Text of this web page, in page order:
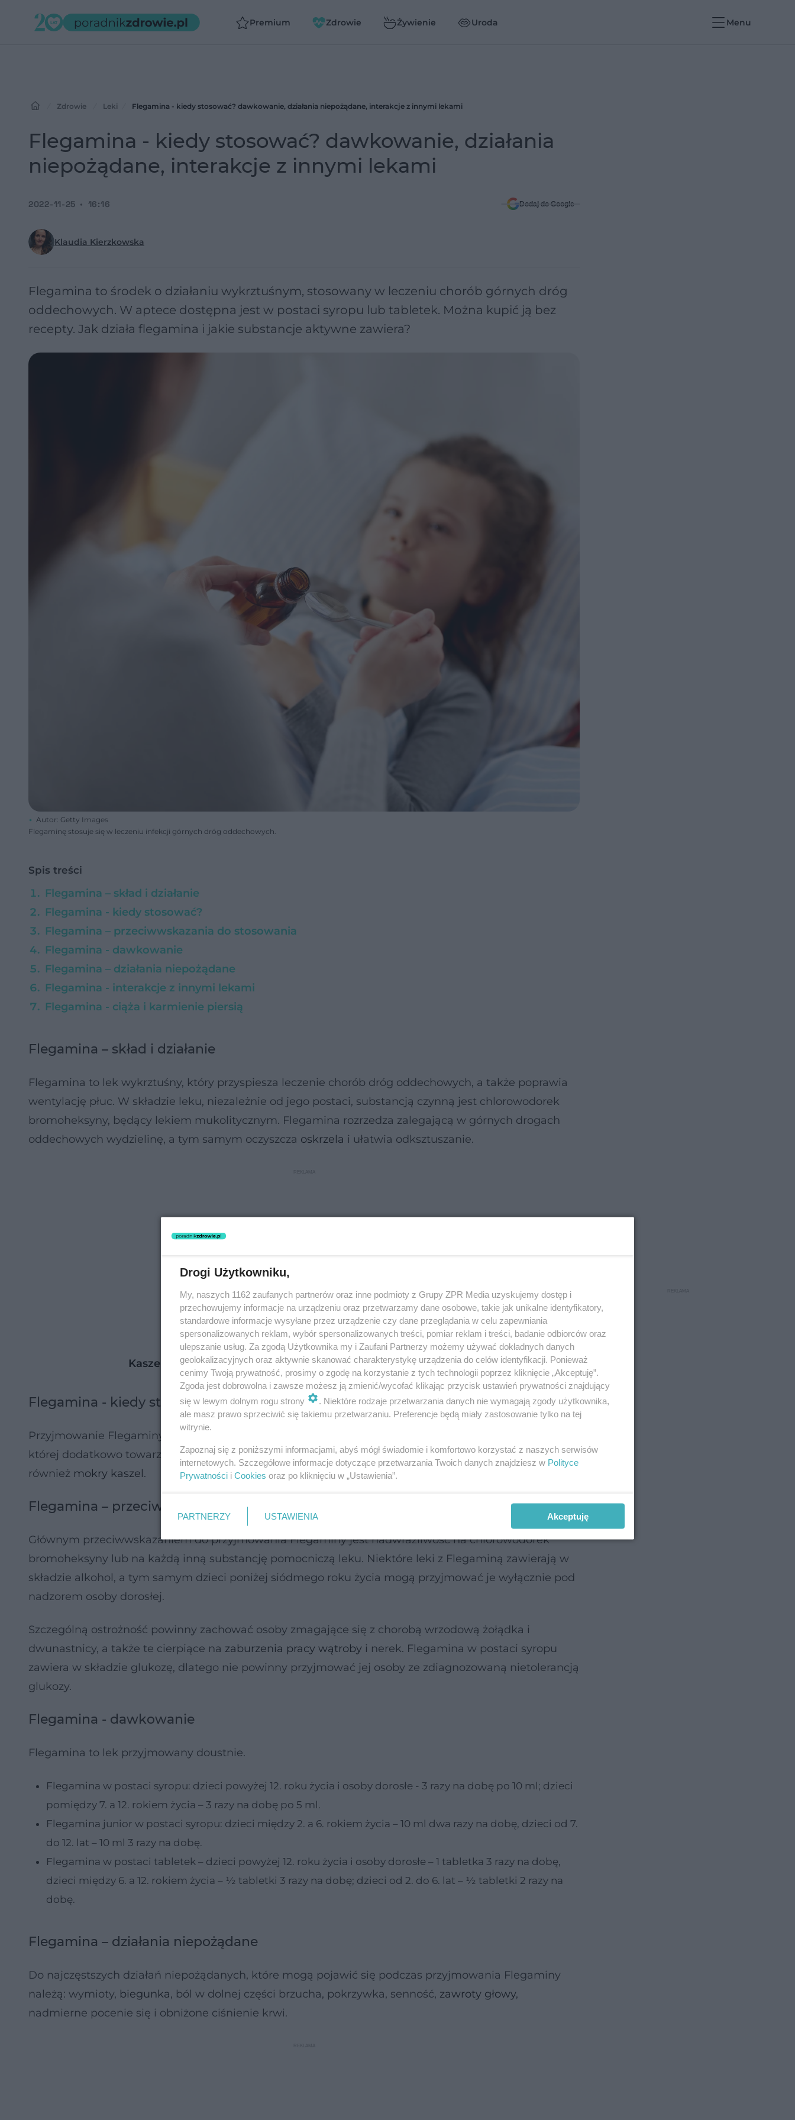
Premium Zdrowie Żywienie Uroda Menu
Zdrowie Leki Flegamina - kiedy stosować? dawkowanie, działania niepożądane, interakcje z innymi lekami
Flegamina - kiedy stosować? dawkowanie, działania
niepożądane, interakcje z innymi lekami
Klaudia Kierzkowska
2022-11-25 16:16 Dodaj do Google
Flegamina to środek o działaniu wykrztuśnym, stosowany w leczeniu chorób górnych dróg
oddechowych. W aptece dostępna jest w postaci syropu lub tabletek. Można kupić ją bez
recepty. Jak działa flegamina i jakie substancje aktywne zawiera?
Autor: Getty Images
Flegaminę stosuje się w leczeniu infekcji górnych dróg oddechowych.
Spis treści
Flegamina – skład i działanie
Flegamina - kiedy stosować?
Flegamina – przeciwwskazania do stosowania
Flegamina - dawkowanie
Flegamina – działania niepożądane
Flegamina - interakcje z innymi lekami
Flegamina - ciąża i karmienie piersią
Flegamina – skład i działanie
Flegamina to lek wykrztuśny, który przyspiesza leczenie chorób dróg oddechowych, a także poprawia
wentylację płuc. W składzie leku, niezależnie od jego postaci, substancją czynną jest chlorowodorek
bromoheksyny, będący lekiem mukolitycznym. Flegamina rozrzedza zalegającą w górnych drogach
oddechowych wydzielinę, a tym samym oczyszcza oskrzela i ułatwia odksztuszanie.
Kaszel - rodzaje, przyczyny, leczenie
Flegamina - kiedy stosować?
Przyjmowanie Flegaminy zaleca się w przypadku ostrej i przewlekłej choroby dróg oddechowych,
której dodatkowo towarzyszą trudności z odksztuszaniem i usuwaniem śluzu. Wskazaniem jest
również mokry kaszel.
Flegamina – przeciwwskazania do stosowania
Głównym przeciwwskazaniem do przyjmowania Flegaminy jest nadwrażliwość na chlorowodorek
bromoheksyny lub na każdą inną substancję pomocniczą leku. Niektóre leki z Flegaminą zawierają w
składzie alkohol, a tym samym dzieci poniżej siódmego roku życia mogą przyjmować je wyłącznie pod
nadzorem osoby dorosłej.
Szczególną ostrożność powinny zachować osoby zmagające się z chorobą wrzodową żołądka i
dwunastnicy, a także te cierpiące na zaburzenia pracy wątroby i nerek. Flegamina w postaci syropu
zawiera w składzie glukozę, dlatego nie powinny przyjmować jej osoby ze zdiagnozowaną nietolerancją
glukozy.
Flegamina - dawkowanie
Flegamina to lek przyjmowany doustnie.
Flegamina w postaci syropu: dzieci powyżej 12. roku życia i osoby dorosłe - 3 razy na dobę po 10 ml; dzieci
pomiędzy 7. a 12. rokiem życia – 3 razy na dobę po 5 ml.
Flegamina junior w postaci syropu: dzieci między 2. a 6. rokiem życia – 10 ml dwa razy na dobę, dzieci od 7.
do 12. lat – 10 ml 3 razy na dobę.
Flegamina w postaci tabletek – dzieci powyżej 12. roku życia i osoby dorosłe – 1 tabletka 3 razy na dobę,
dzieci między 6. a 12. rokiem życia – ½ tabletki 3 razy na dobę; dzieci od 2. do 6. lat – ½ tabletki 2 razy na
dobę.
Flegamina – działania niepożądane
Do najczęstszych działań niepożądanych, które mogą pojawić się podczas przyjmowania Flegaminy
należą: wymioty, biegunka, ból w dolnej części brzucha, pokrzywka, senność, zawroty głowy,
nadmierne pocenie się i obniżone ciśnienie krwi.
Drogi Użytkowniku,
My, naszych 1162 zaufanych partnerów oraz inne podmioty z Grupy ZPR Media uzyskujemy dostęp i
przechowujemy informacje na urządzeniu oraz przetwarzamy dane osobowe, takie jak unikalne identyfikatory,
standardowe informacje wysyłane przez urządzenie czy dane przeglądania w celu zapewniania
spersonalizowanych reklam, wybór spersonalizowanych treści, pomiar reklam i treści, badanie odbiorców oraz
ulepszanie usług. Za zgodą Użytkownika my i Zaufani Partnerzy możemy używać dokładnych danych
geolokalizacyjnych oraz aktywnie skanować charakterystykę urządzenia do celów identyfikacji. Ponieważ
cenimy Twoją prywatność, prosimy o zgodę na korzystanie z tych technologii poprzez kliknięcie „Akceptuję”.
Zgoda jest dobrowolna i zawsze możesz ją zmienić/wycofać klikając przycisk ustawień prywatności znajdujący
się w lewym dolnym rogu strony
. Niektóre rodzaje przetwarzania danych nie wymagają zgody użytkownika,
ale masz prawo sprzeciwić się takiemu przetwarzaniu. Preferencje będą miały zastosowanie tylko na tej
witrynie.
Zapoznaj się z poniższymi informacjami, abyś mógł świadomie i komfortowo korzystać z naszych serwisów
internetowych. Szczegółowe informacje dotyczące przetwarzania Twoich danych znajdziesz w Polityce
Prywatności i Cookies oraz po kliknięciu w „Ustawienia”.
PARTNERZY USTAWIENIA Akceptuję